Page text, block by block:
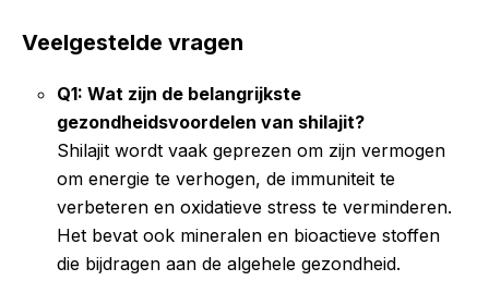
Veelgestelde vragen
Q1: Wat zijn de belangrijkste
gezondheidsvoordelen van shilajit?
Shilajit wordt vaak geprezen om zijn vermogen
om energie te verhogen, de immuniteit te
verbeteren en oxidatieve stress te verminderen.
Het bevat ook mineralen en bioactieve stoffen
die bijdragen aan de algehele gezondheid.